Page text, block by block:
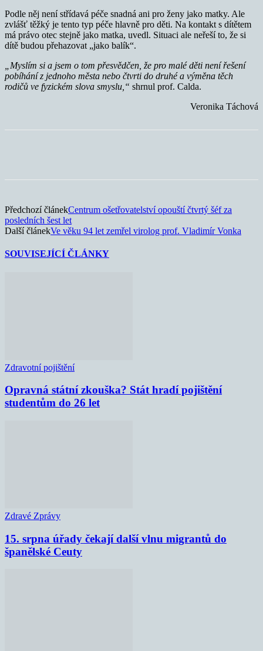
Podle něj není střídavá péče snadná ani pro ženy jako matky. Ale
zvlášť těžký je tento typ péče hlavně pro děti. Na kontakt s dítětem
má právo otec stejně jako matka, uvedl. Situaci ale neřeší to, že si
dítě budou přehazovat „jako balík“.
„Myslím si a jsem o tom přesvědčen, že pro malé děti není řešení
pobíhání z jednoho města nebo čtvrti do druhé a výměna těch
rodičů ve fyzickém slova smyslu,“ shrnul prof. Calda.
Veronika Táchová
Předchozí článekCentrum ošetřovatelství opouští čtvrtý šéf za
posledních šest let
Další článekVe věku 94 let zemřel virolog prof. Vladimír Vonka
SOUVISEJÍCÍ ČLÁNKY
Zdravotní pojištění
Opravná státní zkouška? Stát hradí pojištění
studentům do 26 let
Zdravé Zprávy
15. srpna úřady čekají další vlnu migrantů do
španělské Ceuty